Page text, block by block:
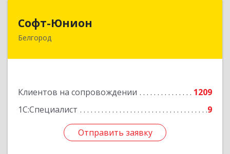
Софт-Юнион
Белгород
Клиентов на сопровождении
1209
1С:Специалист
9
Отправить заявку
308014, Белгородская обл, Белгород г, Садовая
Отправить заявку